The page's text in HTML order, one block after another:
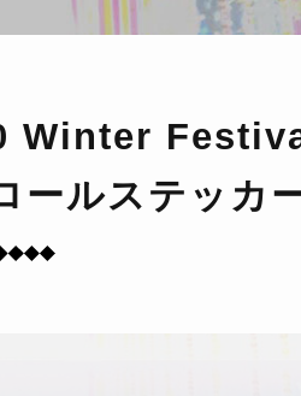
Winter
ールステッカ